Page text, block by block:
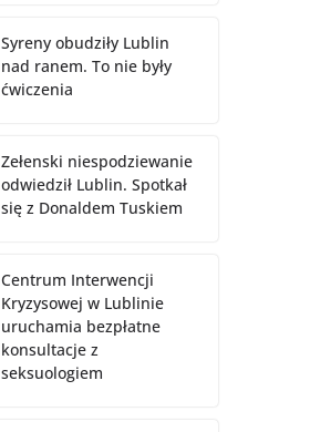
Syreny obudziły Lublin
nad ranem. To nie były
ćwiczenia
Zełenski niespodziewanie
odwiedził Lublin. Spotkał
się z Donaldem Tuskiem
Centrum Interwencji
Kryzysowej w Lublinie
uruchamia bezpłatne
konsultacje z
seksuologiem